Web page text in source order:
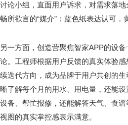
讨论小组，直面用户诉求，对需求落
畅所欲言的“媒介”：蓝色纸表达认可
另一方面，创造营聚焦智家APP的设
论。工程师根据用户反馈的真实体验
续迭代方向，成为品牌于用户共创的
晰了解每个月的用水、用电量，还能
设备、帮忙报修，还能解答天气、食
视图的真实掌控感表示满意。